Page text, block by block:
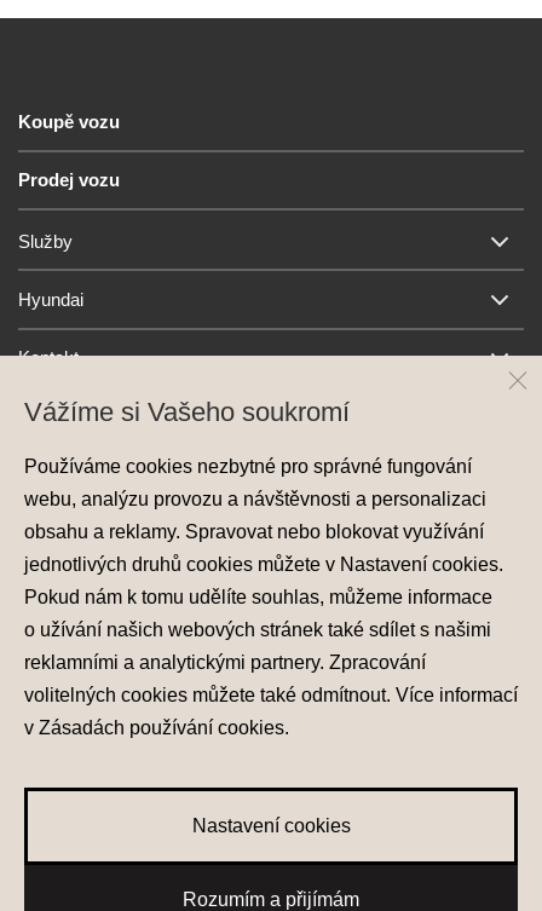
0
Koupě vozu
Prodej vozu
Služby
Hyundai
Kontakt
© 2026 Hyundai Motor Czech s.r.o.
Všechna práva vyhrazena
Ochrana osobních údajů
Nastavení cookies
Vážíme si Vašeho soukromí
Používáme cookies nezbytné pro správné fungování
webu, analýzu provozu a návštěvnosti a personalizaci
obsahu a reklamy. Spravovat nebo blokovat využívání
jednotlivých druhů cookies můžete v Nastavení cookies.
Pokud nám k tomu udělíte souhlas, můžeme informace
o užívání našich webových stránek také sdílet s našimi
reklamními a analytickými partnery. Zpracování
volitelných cookies můžete také odmítnout. Více informací
v Zásadách používání cookies.
Nastavení cookies
Rozumím a přijímám